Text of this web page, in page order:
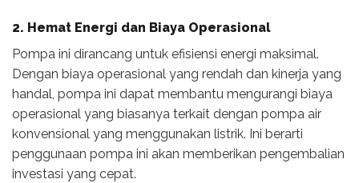
2. Hemat Energi dan Biaya Operasional
Pompa ini dirancang untuk efisiensi energi maksimal.
Dengan biaya operasional yang rendah dan kinerja yang
handal, pompa ini dapat membantu mengurangi biaya
operasional yang biasanya terkait dengan pompa air
konvensional yang menggunakan listrik. Ini berarti
penggunaan pompa ini akan memberikan pengembalian
investasi yang cepat.